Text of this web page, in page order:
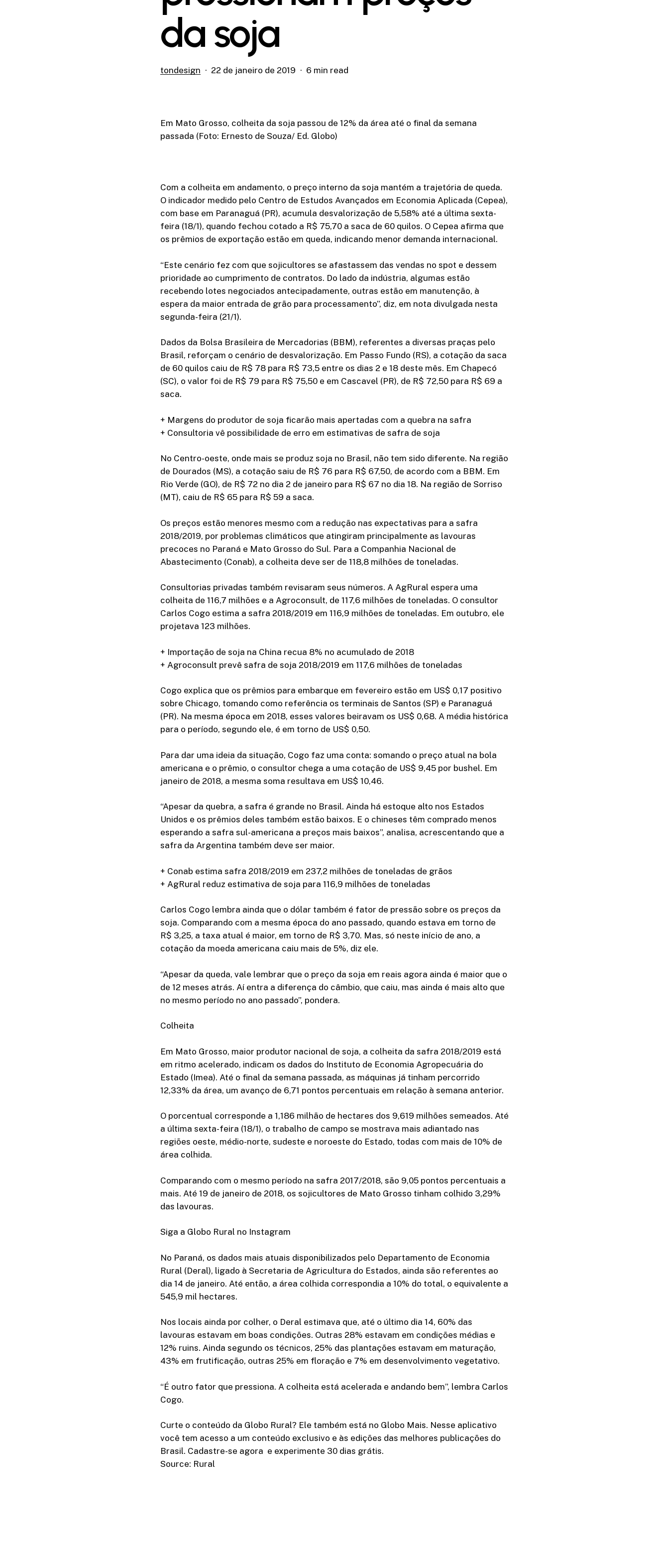
da soja
tondesign 22 de janeiro de 2019 6 min read
Em Mato Grosso, colheita da soja passou de 12% da área até o final da semana
passada (Foto: Ernesto de Souza/ Ed. Globo)
Com a colheita em andamento, o preço interno da soja mantém a trajetória de queda.
O indicador medido pelo Centro de Estudos Avançados em Economia Aplicada (Cepea),
com base em Paranaguá (PR), acumula desvalorização de 5,58% até a última sexta-
feira (18/1), quando fechou cotado a R$ 75,70 a saca de 60 quilos. O Cepea afirma que
os prêmios de exportação estão em queda, indicando menor demanda internacional.
“Este cenário fez com que sojicultores se afastassem das vendas no spot e dessem
prioridade ao cumprimento de contratos. Do lado da indústria, algumas estão
recebendo lotes negociados antecipadamente, outras estão em manutenção, à
espera da maior entrada de grão para processamento”, diz, em nota divulgada nesta
segunda-feira (21/1).
Dados da Bolsa Brasileira de Mercadorias (BBM), referentes a diversas praças pelo
Brasil, reforçam o cenário de desvalorização. Em Passo Fundo (RS), a cotação da saca
de 60 quilos caiu de R$ 78 para R$ 73,5 entre os dias 2 e 18 deste mês. Em Chapecó
(SC), o valor foi de R$ 79 para R$ 75,50 e em Cascavel (PR), de R$ 72,50 para R$ 69 a
saca.
+ Margens do produtor de soja ficarão mais apertadas com a quebra na safra
+ Consultoria vê possibilidade de erro em estimativas de safra de soja
No Centro-oeste, onde mais se produz soja no Brasil, não tem sido diferente. Na região
de Dourados (MS), a cotação saiu de R$ 76 para R$ 67,50, de acordo com a BBM. Em
Rio Verde (GO), de R$ 72 no dia 2 de janeiro para R$ 67 no dia 18. Na região de Sorriso
(MT), caiu de R$ 65 para R$ 59 a saca.
Os preços estão menores mesmo com a redução nas expectativas para a safra
2018/2019, por problemas climáticos que atingiram principalmente as lavouras
precoces no Paraná e Mato Grosso do Sul. Para a Companhia Nacional de
Abastecimento (Conab), a colheita deve ser de 118,8 milhões de toneladas.
Consultorias privadas também revisaram seus números. A AgRural espera uma
colheita de 116,7 milhões e a Agroconsult, de 117,6 milhões de toneladas. O consultor
Carlos Cogo estima a safra 2018/2019 em 116,9 milhões de toneladas. Em outubro, ele
projetava 123 milhões.
+ Importação de soja na China recua 8% no acumulado de 2018
+ Agroconsult prevê safra de soja 2018/2019 em 117,6 milhões de toneladas
Cogo explica que os prêmios para embarque em fevereiro estão em US$ 0,17 positivo
sobre Chicago, tomando como referência os terminais de Santos (SP) e Paranaguá
(PR). Na mesma época em 2018, esses valores beiravam os US$ 0,68. A média histórica
para o período, segundo ele, é em torno de US$ 0,50.
Para dar uma ideia da situação, Cogo faz uma conta: somando o preço atual na bola
americana e o prêmio, o consultor chega a uma cotação de US$ 9,45 por bushel. Em
janeiro de 2018, a mesma soma resultava em US$ 10,46.
“Apesar da quebra, a safra é grande no Brasil. Ainda há estoque alto nos Estados
Unidos e os prêmios deles também estão baixos. E o chineses têm comprado menos
esperando a safra sul-americana a preços mais baixos”, analisa, acrescentando que a
safra da Argentina também deve ser maior.
+ Conab estima safra 2018/2019 em 237,2 milhões de toneladas de grãos
+ AgRural reduz estimativa de soja para 116,9 milhões de toneladas
Carlos Cogo lembra ainda que o dólar também é fator de pressão sobre os preços da
soja. Comparando com a mesma época do ano passado, quando estava em torno de
R$ 3,25, a taxa atual é maior, em torno de R$ 3,70. Mas, só neste início de ano, a
cotação da moeda americana caiu mais de 5%, diz ele.
“Apesar da queda, vale lembrar que o preço da soja em reais agora ainda é maior que o
de 12 meses atrás. Aí entra a diferença do câmbio, que caiu, mas ainda é mais alto que
no mesmo período no ano passado”, pondera.
Colheita
Em Mato Grosso, maior produtor nacional de soja, a colheita da safra 2018/2019 está
em ritmo acelerado, indicam os dados do Instituto de Economia Agropecuária do
Estado (Imea). Até o final da semana passada, as máquinas já tinham percorrido
12,33% da área, um avanço de 6,71 pontos percentuais em relação à semana anterior.
O porcentual corresponde a 1,186 milhão de hectares dos 9,619 milhões semeados. Até
a última sexta-feira (18/1), o trabalho de campo se mostrava mais adiantado nas
regiões oeste, médio-norte, sudeste e noroeste do Estado, todas com mais de 10% de
área colhida.
Comparando com o mesmo período na safra 2017/2018, são 9,05 pontos percentuais a
mais. Até 19 de janeiro de 2018, os sojicultores de Mato Grosso tinham colhido 3,29%
das lavouras.
Siga a Globo Rural no Instagram
No Paraná, os dados mais atuais disponibilizados pelo Departamento de Economia
Rural (Deral), ligado à Secretaria de Agricultura do Estados, ainda são referentes ao
dia 14 de janeiro. Até então, a área colhida correspondia a 10% do total, o equivalente a
545,9 mil hectares.
Nos locais ainda por colher, o Deral estimava que, até o último dia 14, 60% das
lavouras estavam em boas condições. Outras 28% estavam em condições médias e
12% ruins. Ainda segundo os técnicos, 25% das plantações estavam em maturação,
43% em frutificação, outras 25% em floração e 7% em desenvolvimento vegetativo.
“É outro fator que pressiona. A colheita está acelerada e andando bem”, lembra Carlos
Cogo.
Curte o conteúdo da Globo Rural? Ele também está no Globo Mais. Nesse aplicativo
você tem acesso a um conteúdo exclusivo e às edições das melhores publicações do
Brasil. Cadastre-se agora e experimente 30 dias grátis.
Source: Rural